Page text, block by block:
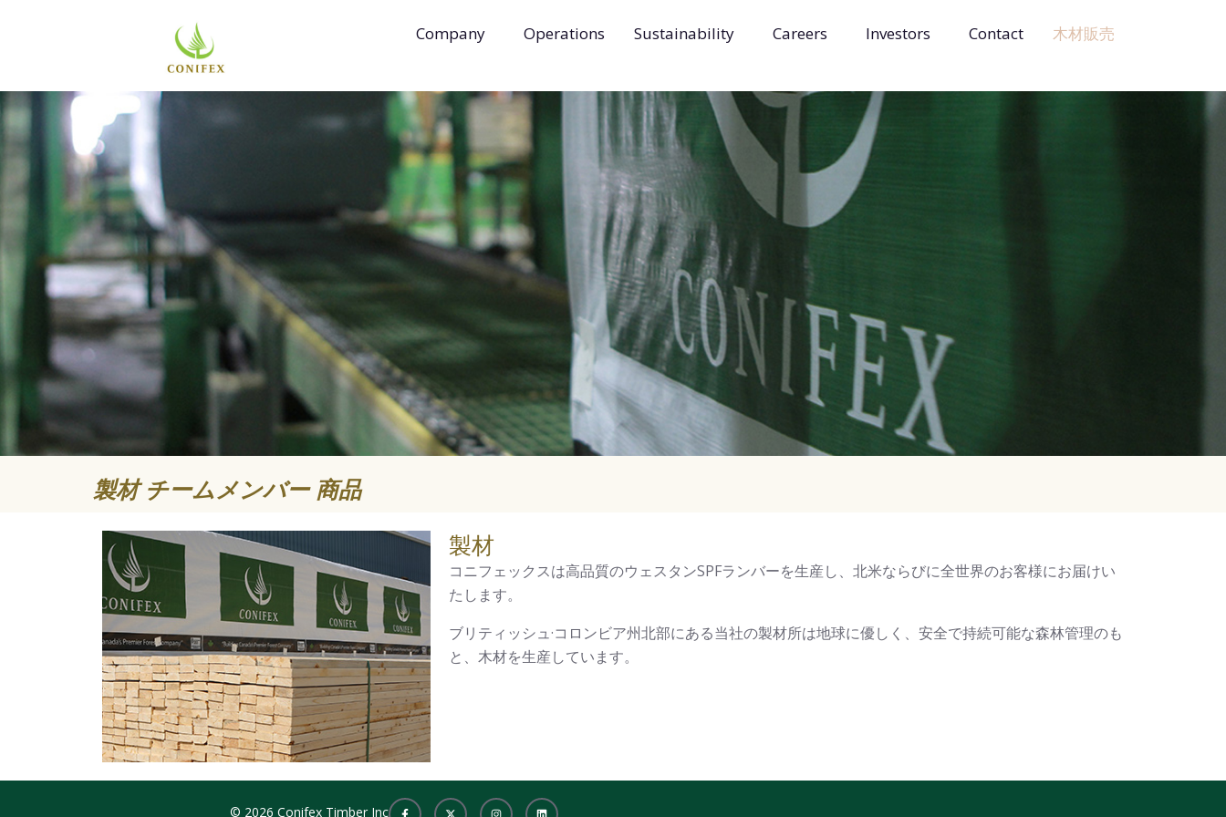
Company Operations Sustainability Careers Investors Contact 木材販売
製材 チームメンバー 商品
製材
コニフェックスは高品質のウェスタンSPFランバーを生産し、北米ならびに全世界のお客様にお届けい
たします。
ブリティッシュ·コロンビア州北部にある当社の製材所は地球に優しく、安全で持続可能な森林管理のも
と、木材を生産しています。
© 2026 Conifex Timber Inc